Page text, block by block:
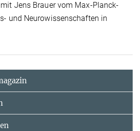
Jens Brauer vom Max-Planck-
und Neurowissenschaften in